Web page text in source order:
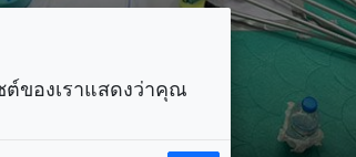
ต์ของเราแสดงว่าคุณ